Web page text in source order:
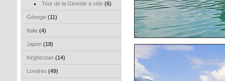
Tour de la Gironde à vélo(6)
Géorgie (11)
Italie (4)
Japon (18)
Kirghizstan (14)
Londres (49)